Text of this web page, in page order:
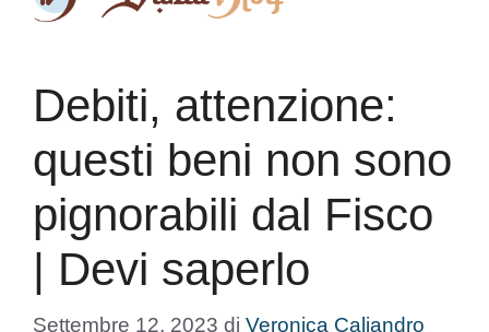
contenuto
Debiti, attenzione:
questi beni non sono
pignorabili dal Fisco
| Devi saperlo
Settembre 12, 2023 di Veronica Caliandro